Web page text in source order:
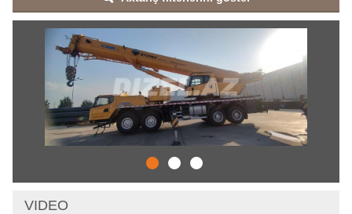
VIDEO